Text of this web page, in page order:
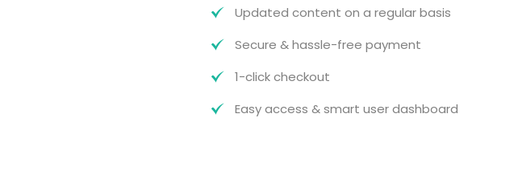
Updated content on a regular basis
Secure & hassle-free payment
1-click checkout
Easy access & smart user dashboard